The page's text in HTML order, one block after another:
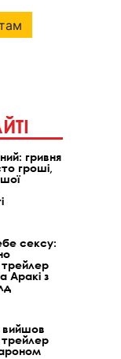
гривня
гроші,
сексу:
трейлер
Аракі з
вийшов
трейлер